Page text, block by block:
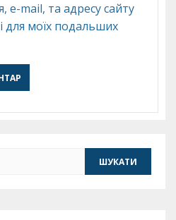
e-mail, та адресу сайту
для моїх подальших